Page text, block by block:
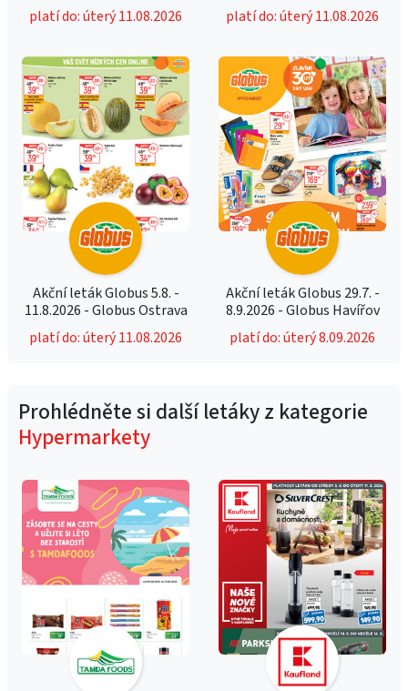
platí do: úterý 11.08.2026
platí do: úterý 11.08.2026
Akční leták Globus 5.8. -
11.8.2026 - Globus Ostrava
platí do: úterý 11.08.2026
Akční leták Globus 29.7. -
8.9.2026 - Globus Havířov
platí do: úterý 8.09.2026
Prohlédněte si další letáky z kategorie
Hypermarkety